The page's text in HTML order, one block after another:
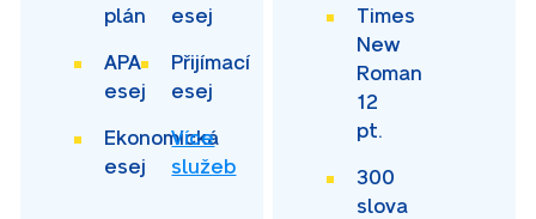
plán
esej
APA
esej
Přijímací
esej
Ekonomická
esej
Více
služeb
Times
New
Roman
12
pt.
300
slova